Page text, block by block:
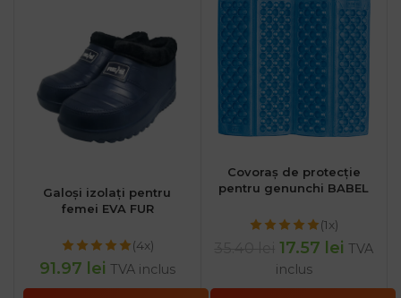
Galoși izolați pentru
femei EVA FUR
(4x)
91.97 lei TVA inclus
Covoraș de protecție
pentru genunchi BABEL
(1x)
17.57 lei TVA
inclus